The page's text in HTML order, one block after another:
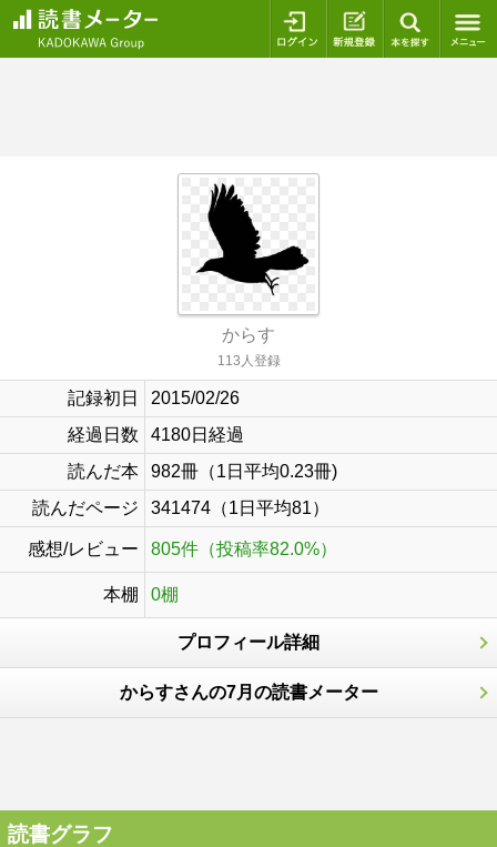
ログイン 新規登録
からす
113人登録
記録初日
2015/02/26
経過日数
4180日経過
読んだ本
982冊（1日平均0.23冊)
読んだページ
341474（1日平均81）
感想/レビュー 805件（投稿率82.0%）
本棚 0棚
プロフィール詳細
からすさんの7月の読書メーター
読書グラフ